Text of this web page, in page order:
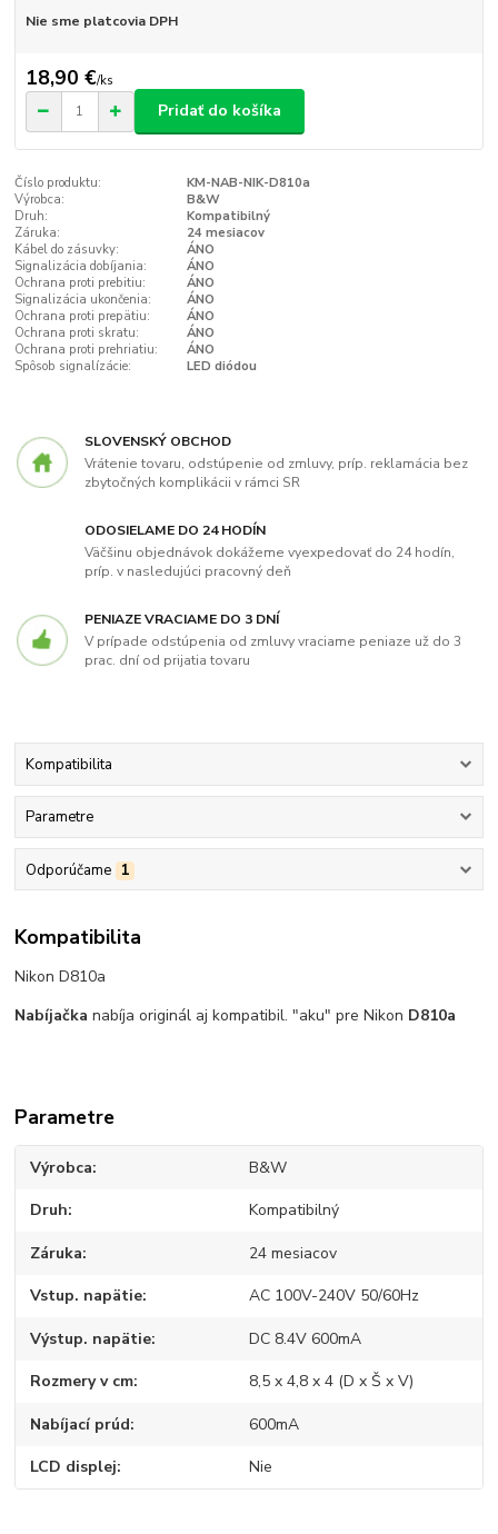
Nie sme platcovia DPH
18,90 €/ks
Pridať do košíka
Číslo produktu:
KM-NAB-NIK-D810a
Výrobca:
B&W
Druh:
Kompatibilný
Záruka:
24 mesiacov
Kábel do zásuvky:
ÁNO
Signalizácia dobíjania:
ÁNO
Ochrana proti prebitiu:
ÁNO
Signalizácia ukončenia:
ÁNO
Ochrana proti prepätiu:
ÁNO
Ochrana proti skratu:
ÁNO
Ochrana proti prehriatiu:
ÁNO
Spôsob signalízácie:
LED diódou
SLOVENSKÝ OBCHOD
Vrátenie tovaru, odstúpenie od zmluvy, príp. reklamácia bez
zbytočných komplikácii v rámci SR
ODOSIELAME DO 24 HODÍN
Väčšinu objednávok dokážeme vyexpedovať do 24 hodín,
príp. v nasledujúci pracovný deň
PENIAZE VRACIAME DO 3 DNÍ
V prípade odstúpenia od zmluvy vraciame peniaze už do 3
prac. dní od prijatia tovaru
Kompatibilita
Parametre
Odporúčame 1
Kompatibilita
Nikon D810a
Nabíjačka nabíja originál aj kompatibil. "aku" pre Nikon D810a
Parametre
Výrobca B&W
Druh Kompatibilný
Záruka 24 mesiacov
Vstup. napätie AC 100V-240V 50/60Hz
Výstup. napätie DC 8.4V 600mA
Rozmery v cm 8,5 x 4,8 x 4 (D x Š x V)
Nabíjací prúd 600mA
LCD displej Nie